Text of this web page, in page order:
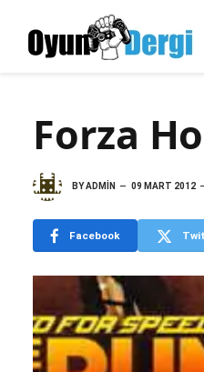
Forza
BYADMIN 09 MART 2012
Facebook